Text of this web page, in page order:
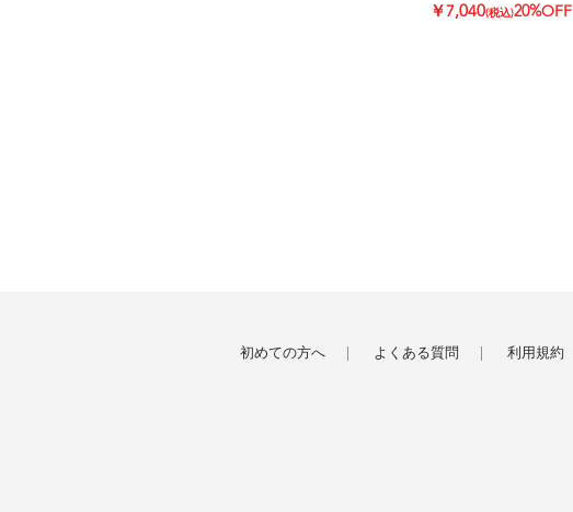
￥7,040(税込)20%OFF
初めての方へ よくある質問 利用規約